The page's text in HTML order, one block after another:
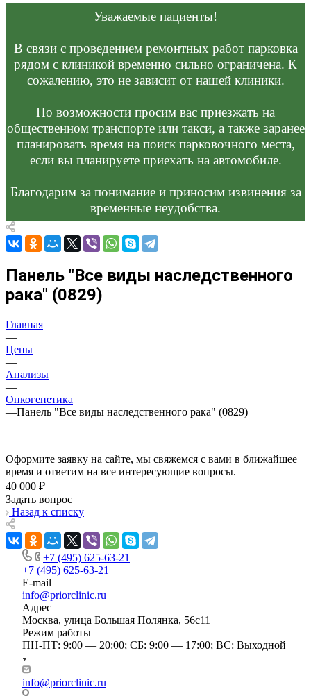
Уважаемые пациенты!
В связи с проведением ремонтных работ парковка
рядом с клиникой временно сильно ограничена. К
сожалению, это не зависит от нашей клиники.
По возможности просим вас приезжать на
общественном транспорте или такси, а также заранее
планировать время на поиск парковочного места,
если вы планируете приехать на автомобиле.
Благодарим за понимание и приносим извинения за
временные неудобства.
Панель "Все виды наследственного
рака" (0829)
Главная
—
Цены
—
Анализы
—
Онкогенетика
—Панель "Все виды наследственного рака" (0829)
Оформите заявку на сайте, мы свяжемся с вами в ближайшее
время и ответим на все интересующие вопросы.
40 000 ₽
Задать вопрос
Назад к списку
+7 (495) 625-63-21
+7 (495) 625-63-21
E-mail
info@priorclinic.ru
Адрес
Москва, улица Большая Полянка, 56с11
Режим работы
ПН-ПТ: 9:00 — 20:00; СБ: 9:00 — 17:00; ВС: Выходной
info@priorclinic.ru